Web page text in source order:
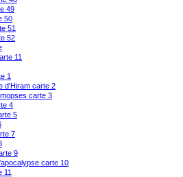
49
50
51
52
11
1
d'Hiram carte 2
carte 3
4
5
7
9
carte 10
11